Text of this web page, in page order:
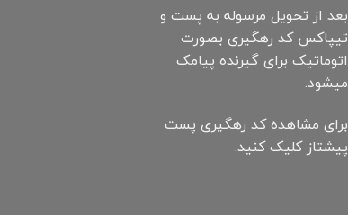
بعد از تحویل مرسوله به پست و
تیپاکس کد رهگیری بصورت
اتوماتیک برای گیرنده پیامک
میشود.
برای مشاهده کد رهگیری پست
پیشتاز کلیک کنید.